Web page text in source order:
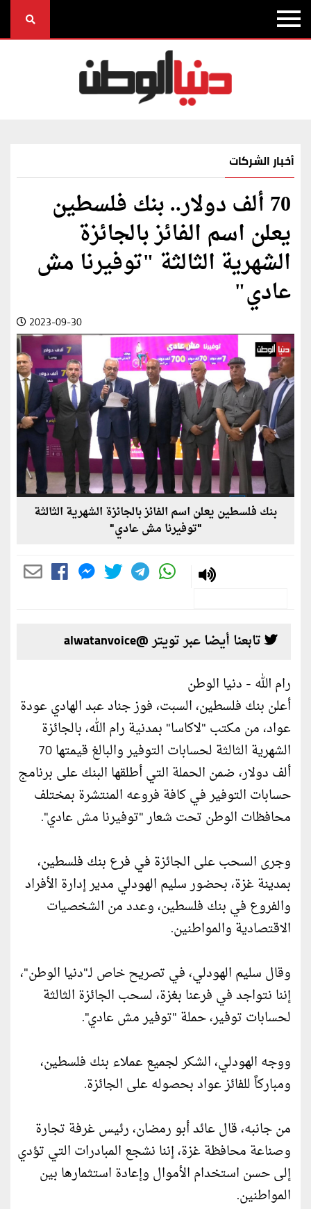
أخبار الشركات
70 ألف دولار.. بنك فلسطين
يعلن اسم الفائز بالجائزة
الشهرية الثالثة "توفيرنا مش
عادي"
2023-09-30
بنك فلسطين يعلن اسم الفائز بالجائزة الشهرية الثالثة
"توفيرنا مش عادي"
تابعنا أيضا عبر تويتر @alwatanvoice
رام الله - دنيا الوطن
أعلن بنك فلسطين، السبت، فوز جناد عبد الهادي عودة
عواد، من مكتب "لاكاسا" بمدنية رام الله، بالجائزة
الشهرية الثالثة لحسابات التوفير والبالغ قيمتها 70
ألف دولار، ضمن الحملة التي أطلقها البنك على برنامج
حسابات التوفير في كافة فروعه المنتشرة بمختلف
محافظات الوطن تحت شعار "توفيرنا مش عادي".
وجرى السحب على الجائزة في فرع بنك فلسطين،
بمدينة غزة، بحضور سليم الهودلي مدير إدارة الأفراد
والفروع في بنك فلسطين، وعدد من الشخصيات
الاقتصادية والمواطنين.
وقال سليم الهودلي، في تصريح خاص لـ"دنيا الوطن"،
إننا نتواجد في فرعنا بغزة، لسحب الجائزة الثالثة
لحسابات توفير، حملة "توفير مش عادي".
ووجه الهودلي، الشكر لجميع عملاء بنك فلسطين،
ومباركاً للفائز عواد بحصوله على الجائزة.
من جانبه، قال عائد أبو رمضان، رئيس غرفة تجارة
وصناعة محافظة غزة، إننا نشجع المبادرات التي تؤدي
إلى حسن استخدام الأموال وإعادة استثمارها بين
المواطنين.